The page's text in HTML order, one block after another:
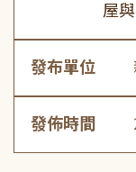
屋
發布單位
發佈時間